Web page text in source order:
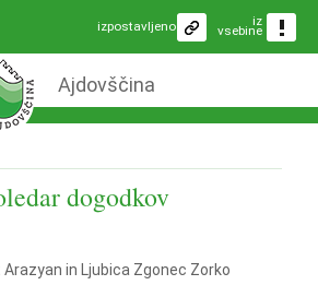
iz
vsebine
izpostavljeno
Ajdovščina
dogodkov
in Ljubica Zgonec Zorko